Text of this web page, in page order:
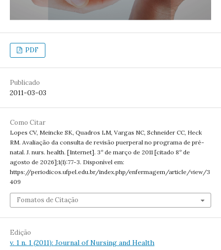
PDF
Publicado
2011-03-03
Como Citar
Lopes CV, Meincke SK, Quadros LM, Vargas NC, Schneider CC, Heck
RM. Avaliação da consulta de revisão puerperal no programa de pré-
natal. J. nurs. health. [Internet]. 3º de março de 2011 [citado 8º de
agosto de 2026];1(1):77-3. Disponível em:
https://periodicos.ufpel.edu.br/index.php/enfermagem/article/view/3
409
Fomatos de Citação
Edição
v. 1 n. 1 (2011): Journal of Nursing and Health